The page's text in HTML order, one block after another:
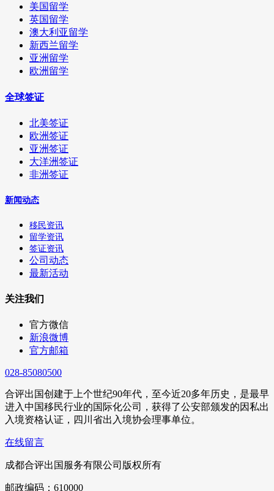
美国留学
英国留学
澳大利亚留学
新西兰留学
亚洲留学
欧洲留学
全球签证
北美签证
欧洲签证
亚洲签证
大洋洲签证
非洲签证
新闻动态
移民资讯
留学资讯
签证资讯
公司动态
最新活动
关注我们
官方微信
新浪微博
官方邮箱
028-85080500
合评出国创建于上个世纪90年代，至今近20多年历史，是最早
进入中国移民行业的国际化公司，获得了公安部颁发的因私出
入境资格认证，四川省出入境协会理事单位。
在线留言
成都合评出国服务有限公司版权所有
邮政编码：610000